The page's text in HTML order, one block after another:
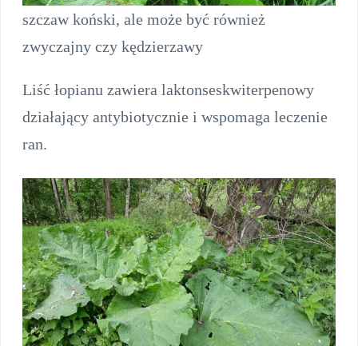
szczaw koński, ale może być również
zwyczajny czy kędzierzawy
Liść łopianu zawiera laktonseskwiterpenowy
działający antybiotycznie i wspomaga leczenie
ran.